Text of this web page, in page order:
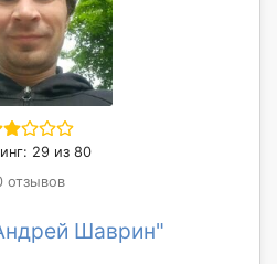
29 из 80
отзывов
Шаврин"